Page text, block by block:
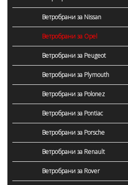
Ветробрани за Nissan
Ветробрани за Opel
Ветробрани за Peugeot
Ветробрани за Plymouth
Ветробрани за Polonez
Ветробрани за Pontiac
Ветробрани за Porsche
Ветробрани за Renault
Ветробрани за Rover